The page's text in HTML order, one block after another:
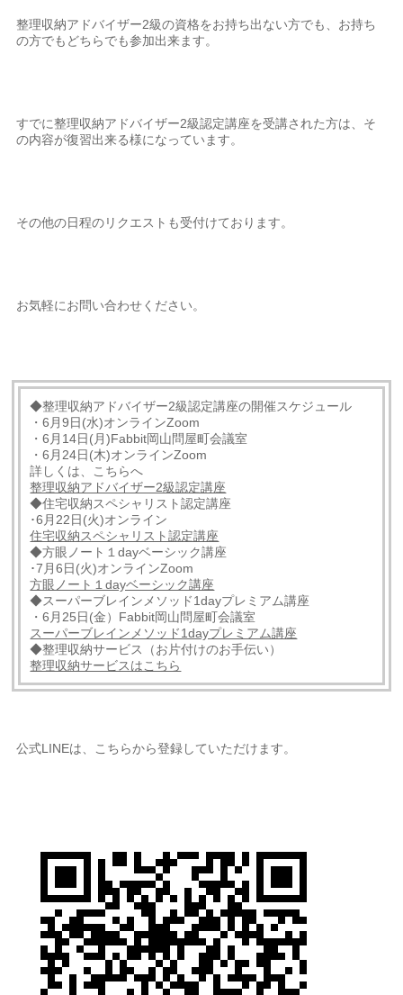
整理収納アドバイザー2級の資格をお持ち出ない方でも、お持ち
の方でもどちらでも参加出来ます。
すでに整理収納アドバイザー2級認定講座を受講された方は、そ
の内容が復習出来る様になっています。
その他の日程のリクエストも受付けております。
お気軽にお問い合わせください。
◆整理収納アドバイザー2級認定講座の開催スケジュール
・6月9日(水)オンラインZoom
・6月14日(月)Fabbit岡山問屋町会議室
・6月24日(木)オンラインZoom
詳しくは、こちらへ
整理収納アドバイザー2級認定講座
◆住宅収納スペシャリスト認定講座
･6月22日(火)オンライン
住宅収納スペシャリスト認定講座
◆方眼ノート１dayベーシック講座
･7月6日(火)オンラインZoom
方眼ノート１dayベーシック講座
◆スーパーブレインメソッド1dayプレミアム講座
・6月25日(金）Fabbit岡山問屋町会議室
スーパーブレインメソッド1dayプレミアム講座
◆整理収納サービス（お片付けのお手伝い）
整理収納サービスはこちら
公式LINEは、こちらから登録していただけます。